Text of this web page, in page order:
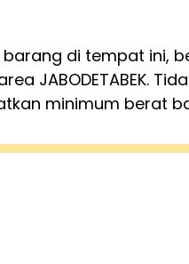
di tempat ini,
JABODETABEK.
minimum berat